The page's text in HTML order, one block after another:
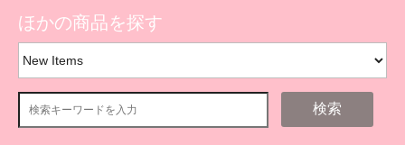
ほかの商品を探す
検索